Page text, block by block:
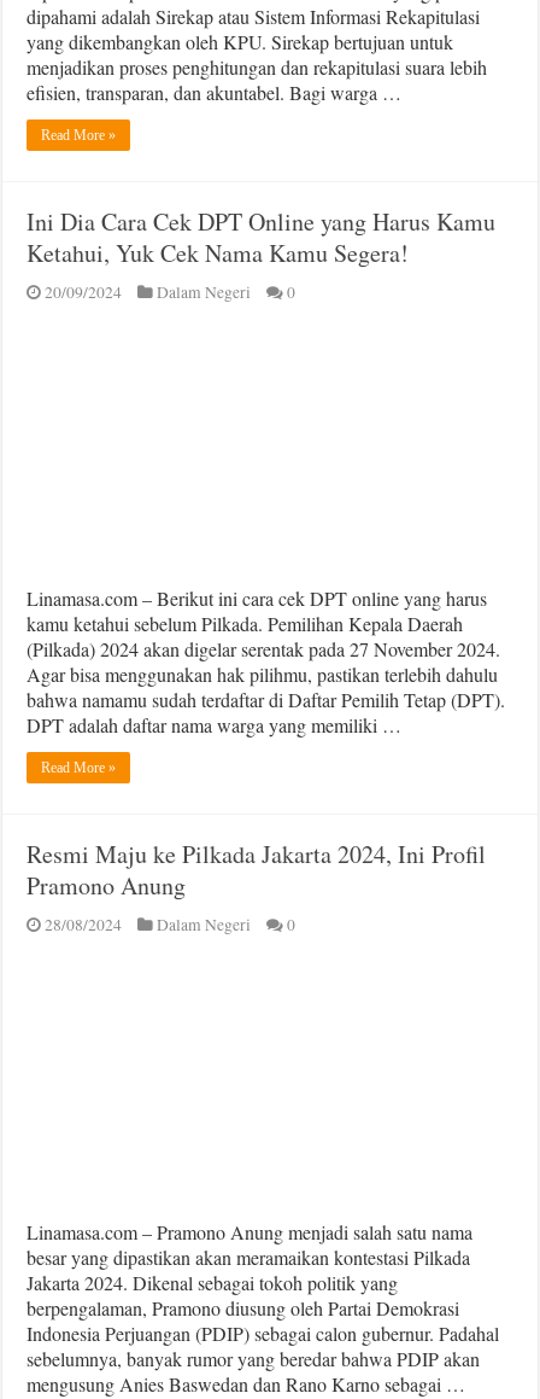
dipahami adalah Sirekap atau Sistem Informasi Rekapitulasi
yang dikembangkan oleh KPU. Sirekap bertujuan untuk
menjadikan proses penghitungan dan rekapitulasi suara lebih
efisien, transparan, dan akuntabel. Bagi warga …
Read More »
Ini Dia Cara Cek DPT Online yang Harus Kamu
Ketahui, Yuk Cek Nama Kamu Segera!
20/09/2024 Dalam Negeri 0
Linamasa.com – Berikut ini cara cek DPT online yang harus
kamu ketahui sebelum Pilkada. Pemilihan Kepala Daerah
(Pilkada) 2024 akan digelar serentak pada 27 November 2024.
Agar bisa menggunakan hak pilihmu, pastikan terlebih dahulu
bahwa namamu sudah terdaftar di Daftar Pemilih Tetap (DPT).
DPT adalah daftar nama warga yang memiliki …
Read More »
Resmi Maju ke Pilkada Jakarta 2024, Ini Profil
Pramono Anung
28/08/2024 Dalam Negeri 0
Linamasa.com – Pramono Anung menjadi salah satu nama
besar yang dipastikan akan meramaikan kontestasi Pilkada
Jakarta 2024. Dikenal sebagai tokoh politik yang
berpengalaman, Pramono diusung oleh Partai Demokrasi
Indonesia Perjuangan (PDIP) sebagai calon gubernur. Padahal
sebelumnya, banyak rumor yang beredar bahwa PDIP akan
mengusung Anies Baswedan dan Rano Karno sebagai …